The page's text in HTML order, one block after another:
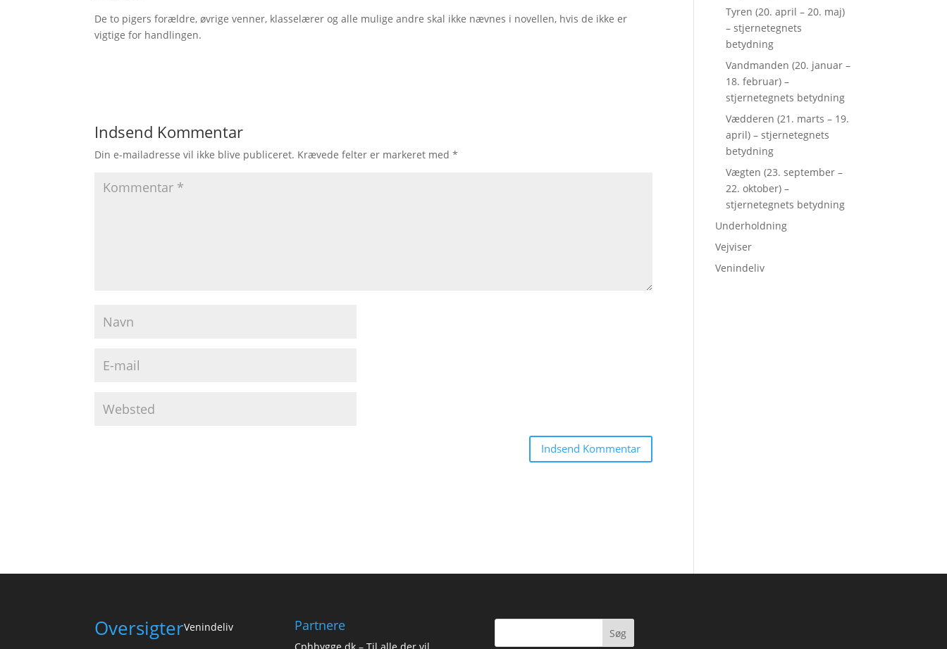
De to pigers forældre, øvrige venner, klasselærer og alle mulige andre skal ikke nævnes i novellen, hvis de ikke er
vigtige for handlingen.
Indsend Kommentar
Din e-mailadresse vil ikke blive publiceret. Krævede felter er markeret med*
Tyren (20. april – 20. maj)
– stjernetegnets
betydning
Vandmanden (20. januar –
18. februar) –
stjernetegnets betydning
Vædderen (21. marts – 19.
april) – stjernetegnets
betydning
Vægten (23. september –
22. oktober) –
stjernetegnets betydning
Underholdning
Vejviser
Venindeliv
OversigterVenindeliv Partnere